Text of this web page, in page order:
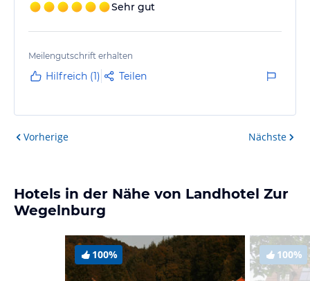
Sehr gut
Meilengutschrift erhalten
Hilfreich (1) Teilen
Vorherige Nächste
Hotels in der Nähe von Landhotel Zur
Wegelnburg
100% 100%